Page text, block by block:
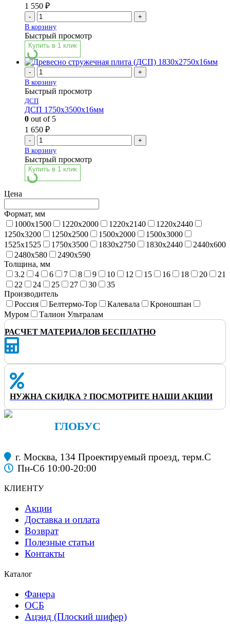
1 550 ₽
-
+
В корзину
Быстрый просмотр
Купить в 1 клик
-
+
В корзину
Быстрый просмотр
ДСП
ДСП 1750х3500х16мм
0 out of 5
1 650 ₽
-
+
В корзину
Быстрый просмотр
Купить в 1 клик
Цена
Формат, мм
1000x1500
1220x2000 1220x2140
1220x2440
1250x3200
1250x2500 1500x2000
1500x3000
1525x1525
1750x3500 1830x2750 1830x2440
2440x600
2480x580
2490x590
Толщина, мм
3.2
4 6 7 8 9 10 12 15 16 18 20
21
22
24 25 27 30
35
Производитель
Россия
Белтермо-Тор Калевала
Кроношпан
Муром
Талион Ультралам
РАСЧЕТ МАТЕРИАЛОВ БЕСПЛАТНО
НУЖНА СКИДКА ? ПОСМОТРИТЕ НАШИ АКЦИИ
ГЛОБУС
г. Москва, 134 Проектируемый проезд, терм.С
Пн-Сб 10:00-20:00
КЛИЕНТУ
Акции
Доставка и оплата
Возврат
Полезные статьи
Контакты
Каталог
Фанера
ОСБ
Ацэид (Плоский шифер)